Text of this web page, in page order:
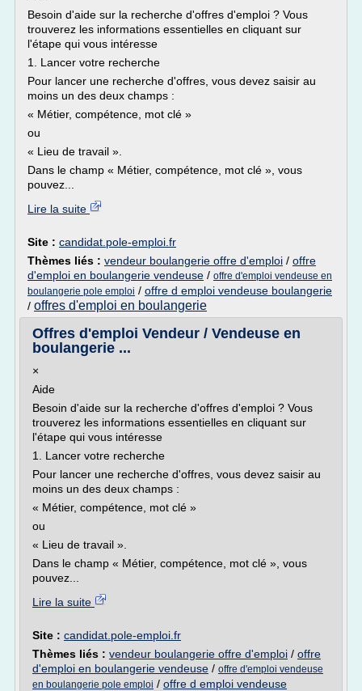
Besoin d'aide sur la recherche d'offres d'emploi ? Vous
trouverez les informations essentielles en cliquant sur
l'étape qui vous intéresse
1. Lancer votre recherche
Pour lancer une recherche d'offres, vous devez saisir au
moins un des deux champs :
« Métier, compétence, mot clé »
ou
« Lieu de travail ».
Dans le champ « Métier, compétence, mot clé », vous
pouvez...
Lire la suite
Site : candidat.pole-emploi.fr
Thèmes liés : vendeur boulangerie offre d'emploi / offre
d'emploi en boulangerie vendeuse / offre d'emploi vendeuse en
boulangerie pole emploi / offre d emploi vendeuse boulangerie
/ offres d'emploi en boulangerie
Offres d'emploi Vendeur / Vendeuse en
boulangerie ...
×
Aide
Besoin d'aide sur la recherche d'offres d'emploi ? Vous
trouverez les informations essentielles en cliquant sur
l'étape qui vous intéresse
1. Lancer votre recherche
Pour lancer une recherche d'offres, vous devez saisir au
moins un des deux champs :
« Métier, compétence, mot clé »
ou
« Lieu de travail ».
Dans le champ « Métier, compétence, mot clé », vous
pouvez...
Lire la suite
Site : candidat.pole-emploi.fr
Thèmes liés : vendeur boulangerie offre d'emploi / offre
d'emploi en boulangerie vendeuse / offre d'emploi vendeuse
en boulangerie pole emploi / offre d emploi vendeuse